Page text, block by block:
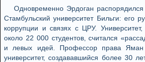
Одновременно Эрдоган распорядился
Стамбульский университет Бильги: его
коррупции и связях с ЦРУ.
около 22 000 студентов, считался
и левых идей. Профессор права Яман
университет, создававшийся более 30